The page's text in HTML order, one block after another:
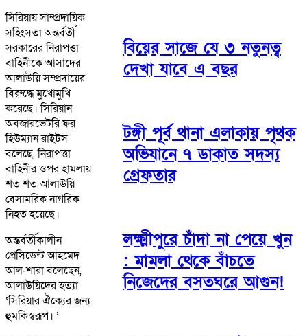
সিরিয়ায় সাম্প্রদায়িক
সহিংসতা অন্তর্বর্তী
সরকারের নিরাপত্তা
বাহিনীকে আসাদের
আলাউয়ি সম্প্রদায়ের
বিরুদ্ধে মুখোমুখি
করেছে। সিরিয়ান
অবজারভেটরি ফর
হিউম্যান রাইটস
বলেছে, নিরাপত্তা
বাহিনীর ওপর হামলায়
শত শত আলাউয়ি
বেসামরিক নাগরিক
নিহত হয়েছে।
অন্তর্বর্তীকালীন
প্রেসিডেন্ট আহমেদ
আল-শারা বলেছেন,
আলাউয়িদের হত্যা
‘সিরিয়ার ঐক্যের জন্য
হুমকিস্বরূপ। ’
বিয়ের সাজে যে ৩ নতুনত্ব
দেখা যাবে এ বছর
টঙ্গী পূর্ব থানা এলাকায় পৃথক
অভিযানে ৭ ডাকাত সদস্য
গ্রেফতার
লক্ষ্মীপুরে চাঁদা না পেয়ে খুন
: মামলা থেকে বাঁচতে
নিজেদের বসতঘরে আগুন!